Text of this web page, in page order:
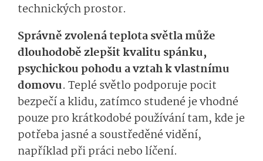
technických prostor.
Správně zvolená teplota světla může
dlouhodobě zlepšit kvalitu spánku,
psychickou pohodu a vztah k vlastnímu
domovu. Teplé světlo podporuje pocit
bezpečí a klidu, zatímco studené je vhodné
pouze pro krátkodobé používání tam, kde je
potřeba jasné a soustředěné vidění,
například při práci nebo líčení.